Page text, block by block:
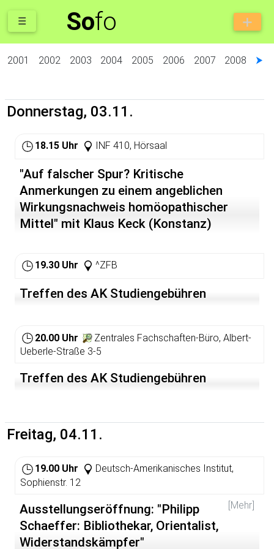
Sofo
☰
2001 2002 2003 2004 2005 2006 2007 2008 ⮞
Donnerstag, 03.11.
18.15 Uhr INF 410, Hörsaal
"Auf falscher Spur? Kritische
Anmerkungen zu einem angeblichen
Wirkungsnachweis homöopathischer
Mittel" mit Klaus Keck (Konstanz)
19.30 Uhr ^ZFB
Treffen des AK Studiengebühren
20.00 Uhr
Zentrales Fachschaften-Büro, Albert-
Ueberle-Straße 3-5
Treffen des AK Studiengebühren
Freitag, 04.11.
19.00 Uhr
Deutsch-Amerikanisches Institut,
Sophienstr. 12
[Mehr]
Ausstellungseröffnung: "Philipp
Schaeffer: Bibliothekar, Orientalist,
Widerstandskämpfer"